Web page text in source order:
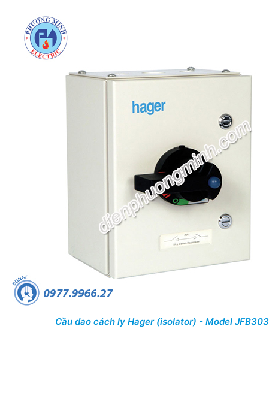
Cầu dao cách ly Hager (isolator) - Model JFB303